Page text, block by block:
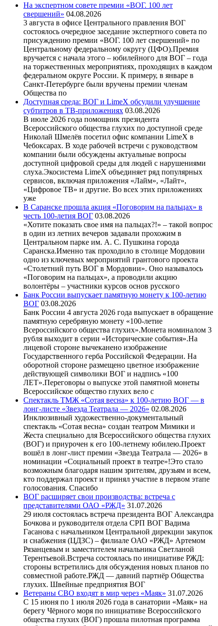
На экспертном совете премии «ВОГ. 100 лет
свершений» 04.08.2026
3 августа в офисе Центрального правления ВОГ
состоялось очередное заседание экспертного совета по
присуждению премии «ВОГ. 100 лет свершений» по
Центральному федеральному округу (ЦФО).Премия
вручается с начала этого – юбилейного для ВОГ – года
на торжественных мероприятиях, проходящих в каждом
федеральном округе России. К примеру, в январе в
Санкт-Петербурге были вручены премии членам
Общества по
Доступная среда: ВОГ и LimeX обсудили улучшение
субтитров в ТВ-приложениях 03.08.2026
В июле 2026 года помощник президента
Всероссийского общества глухих по доступной среде
Николай Шмелёв посетил офис компании LimeX в
Чебоксарах. В ходе рабочей встречи с руководством
компании были обсуждены актуальные вопросы
доступной цифровой среды для людей с нарушениями
слуха.Экосистема LimeX объединяет ряд популярных
сервисов, включая приложения «Лайм», «Лайт»,
«Цифровое ТВ» и другие. Во всех этих приложениях
уже
В Саранске прошла акция «Поговорим на пальцах» в
честь 100-летия ВОГ 03.08.2026
«Хотите показать свое имя на пальцах?!» – такой вопрос
в один из летних вечеров задавали прохожим в
Центральном парке им. А. С. Пушкина города
Саранска.Именно так проходило в столице Мордовии
одно из ключевых мероприятий грантового проекта
«Столетний путь ВОГ в Мордовии». Оно называлось
«Поговорим на пальцах», а проводили акцию
волонтёры – участники курсов основ русского
Банк России выпускает памятную монету к 100-летию
ВОГ 03.08.2026
Банк России 4 августа 2026 года выпускает в обращение
памятную серебряную монету «100-летие
Всероссийского общества глухих».Монета номиналом 3
рубля выходит в серии «Исторические события».На
лицевой стороне вычеканено изображение
Государственного герба Российской Федерации. На
оборотной стороне размещено цветное изображение
действующей символики ВОГ и надпись «100
ЛЕТ».Переговоры о выпуске этой памятной монеты
Всероссийское общество глухих вело с
Спектакль ТМЖ «Сотая весна» к 100-летию ВОГ — в
лонг-листе «Звезда Театрала — 2026» 02.08.2026
Инклюзивный художественно-документальный
спектакль «Сотая весна» создан театром Мимики и
Жеста специально для Всероссийского общества глухих
(ВОГ) и приурочен к его 100-летнему юбилею.Проект
вошёл в лонг-лист премии «Звезда Театрала — 2026» в
номинации «Социальный проект в театре»!Это стало
возможным благодаря нашим зрителям, друзьям и всем,
кто поддержал проект и принял участие в первом этапе
голосования. Спасибо
ВОГ расширяет свои производства: встреча с
представителями ОАО «РЖД» 31.07.2026
29 июля состоялась встреча президента ВОГ Александра
Бочкова и руководителя отдела СРП ВОГ Вадима
Гасанова с начальником Центральной дирекции закупок
и снабжения (ЦДЗС) – филиале ОАО «РЖД» Артемом
Рязанцевым и заместителем начальника Светланой
Терентьевой.Встреча состоялась по инициативе РЖД:
стороны встретились для обсуждения новых планов по
совместной работе.РЖД — давний партнёр Общества
глухих. Швейные предприятия ВОГ
Ветераны СВО входят в мир через «Маяк» 31.07.2026
С 15 июня по 1 июля 2026 года в санатории «Маяк» на
берегу Чёрного моря по инициативе Всероссийского
общества глухих (ВОГ) прошла пилотная программа